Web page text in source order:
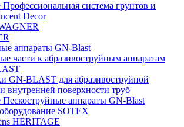
Профессиональная система грунтов и
Decor
аппараты GN-Blast
части к абразивоструйным аппаратам
GN-BLAST для абразивоструйной
внутренней поверхности труб
Пескоструйные аппараты GN-Blast
SOTEX
HERITAGE